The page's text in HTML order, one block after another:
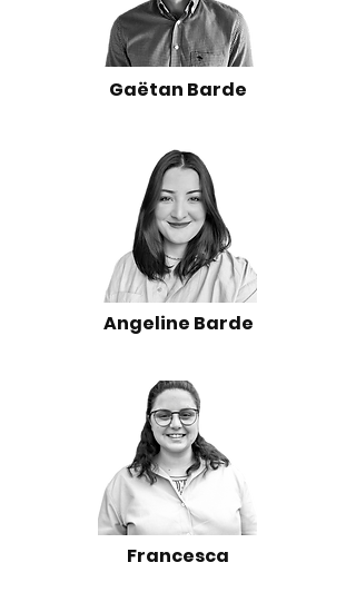
Gaëtan Barde
Angeline Barde
Francesca